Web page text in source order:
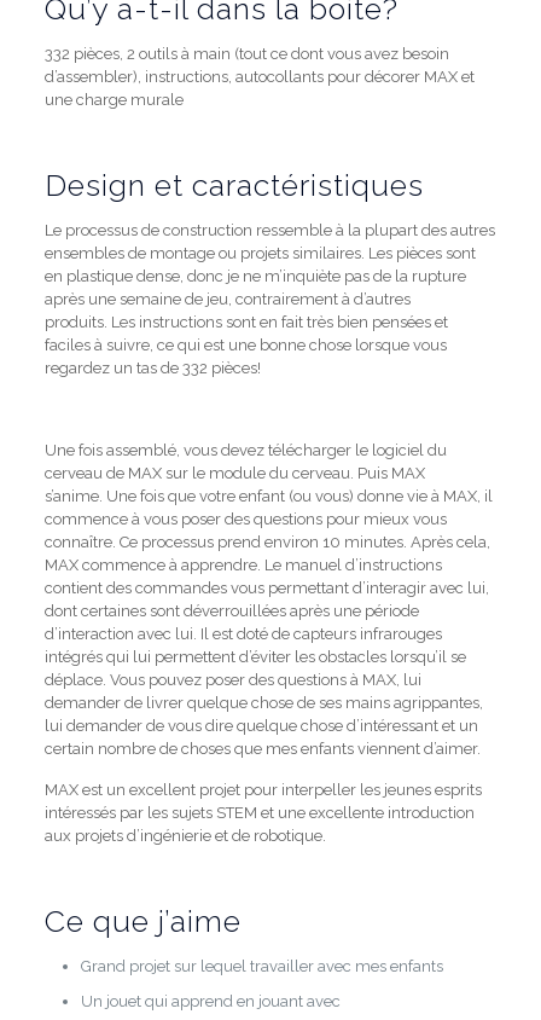
Qu’y a-t-il dans la boite?
332 pièces, 2 outils à main (tout ce dont vous avez besoin
d’assembler), instructions, autocollants pour décorer MAX et
une charge murale
Design et caractéristiques
Le processus de construction ressemble à la plupart des autres
ensembles de montage ou projets similaires. Les pièces sont
en plastique dense, donc je ne m’inquiète pas de la rupture
après une semaine de jeu, contrairement à d’autres
produits. Les instructions sont en fait très bien pensées et
faciles à suivre, ce qui est une bonne chose lorsque vous
regardez un tas de 332 pièces!
Une fois assemblé, vous devez télécharger le logiciel du
cerveau de MAX sur le module du cerveau. Puis MAX
s’anime. Une fois que votre enfant (ou vous) donne vie à MAX, il
commence à vous poser des questions pour mieux vous
connaître. Ce processus prend environ 10 minutes. Après cela,
MAX commence à apprendre. Le manuel d’instructions
contient des commandes vous permettant d’interagir avec lui,
dont certaines sont déverrouillées après une période
d’interaction avec lui. Il est doté de capteurs infrarouges
intégrés qui lui permettent d’éviter les obstacles lorsqu’il se
déplace. Vous pouvez poser des questions à MAX, lui
demander de livrer quelque chose de ses mains agrippantes,
lui demander de vous dire quelque chose d’intéressant et un
certain nombre de choses que mes enfants viennent d’aimer.
MAX est un excellent projet pour interpeller les jeunes esprits
intéressés par les sujets STEM et une excellente introduction
aux projets d’ingénierie et de robotique.
Ce que j’aime
Grand projet sur lequel travailler avec mes enfants
Un jouet qui apprend en jouant avec